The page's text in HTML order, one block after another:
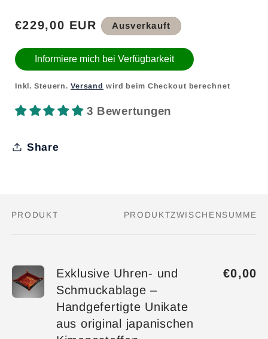
Normaler
€229,00 EUR Ausverkauft
Informiere mich bei Verfügbarkeit
Inkl. Steuern. Versand wird beim Checkout berechnet
3 Bewertungen
Share
Dein
PRODUKT PRODUKTZWISCHENSUMME
Exklusive Uhren- und
Schmuckablage –
Handgefertigte Unikate
aus original japanischen
€0,00